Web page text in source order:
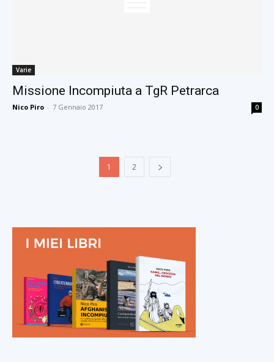
Varie
Missione Incompiuta a TgR Petrarca
Nico Piro - 7 Gennaio 2017 0
1 2